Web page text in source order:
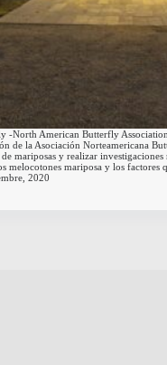
-North American Butterfly
de la Asociación Norteamericana
mariposas y realizar investigaciones
melocotones mariposa y los factores
2020